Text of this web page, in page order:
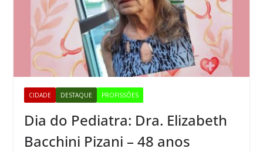
CIDADE DESTAQUE PROFISSÕES
Dia do Pediatra: Dra. Elizabeth
Bacchini Pizani – 48 anos